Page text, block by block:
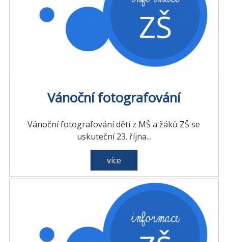
Vánoční fotografování
Vánoční fotografování dětí z MŠ a žáků ZŠ se
uskuteční 23. října...
více